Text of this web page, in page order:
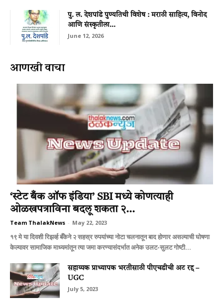
पु. ल. देशपांडे पुण्यतिथी विशेष : मराठी साहित्य, विनोद
आणि संस्कृतीला...
June 12, 2026
आणखी वाचा
‘स्टेट बँक ऑफ इंडिया’ SBI मध्ये कोणत्याही
ओळखपत्राविना बदलू शकता २...
Team ThalakNews - May 22, 2023
१९ मे या दिवशी रिझर्व्ह बँकेने २ सहस्र रुपयांच्या नोटा चलनातून बाद होणार असल्याची घोषणा
केल्यावर सामाजिक माध्यमांतून त्या जमा करण्यासंदर्भात अनेक उलट-सुलट गोष्टी...
सहाय्यक प्राध्यापक भरतीसाठी पीएचडीची अट रद्द –
UGC
July 5, 2023